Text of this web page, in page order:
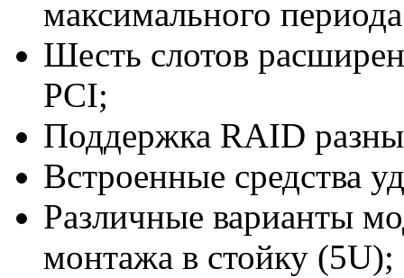
максимального
Шесть слотов
PCI;
Поддержка RAID
Встроенные средства
Различные варианты
монтажа в стойку (5U);